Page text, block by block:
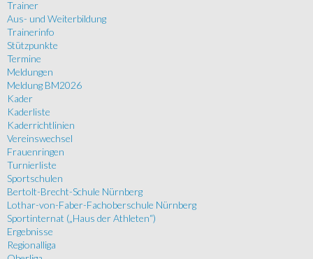
Trainer
Aus- und Weiterbildung
Trainerinfo
Stützpunkte
Termine
Meldungen
Meldung BM2026
Kader
Kaderliste
Kaderrichtlinien
Vereinswechsel
Frauenringen
Turnierliste
Sportschulen
Bertolt-Brecht-Schule Nürnberg
Lothar-von-Faber-Fachoberschule Nürnberg
Sportinternat („Haus der Athleten“)
Ergebnisse
Regionalliga